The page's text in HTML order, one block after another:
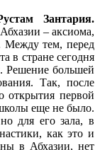
Зантария.
– аксиома,
Между тем, перед
в стране сегодня
Решение большей
Так, после
открытия первой
еще не было.
для его зала, в
как это и
в Абхазии, нет